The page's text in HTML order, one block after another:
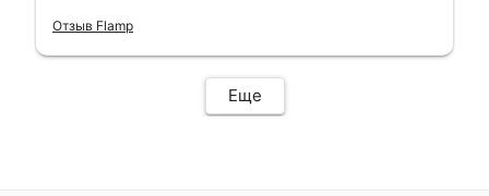
гарантии, поэтому и обратился в этот
Отзыв Flamp
Еще